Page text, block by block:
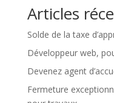
Articles
Solde de la taxe
Développeur web,
Devenez agent
Fermeture